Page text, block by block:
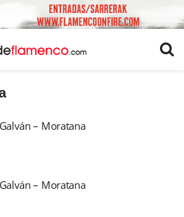
– Moratana
– Moratana